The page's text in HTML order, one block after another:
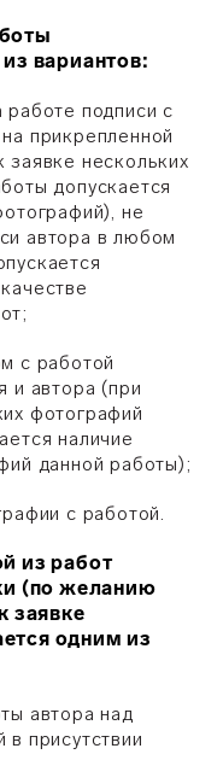
вариантов:
работе подписи с
прикрепленной
нескольких
допускается
не
автора в любом
с работой
и автора (при
фотографий
наличие
данной работы);
с работой.
из работ
(по желанию
заявке
одним из
автора над
в присутствии